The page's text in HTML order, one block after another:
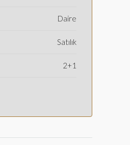
Daire
Satılık
2+1